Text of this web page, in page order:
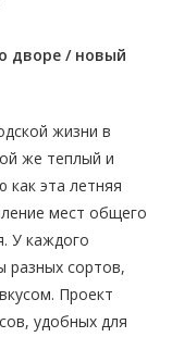
дворе / новый
жизни в
же теплый и
как эта летняя
мест общего
У каждого
разных сортов,
Проект
удобных для